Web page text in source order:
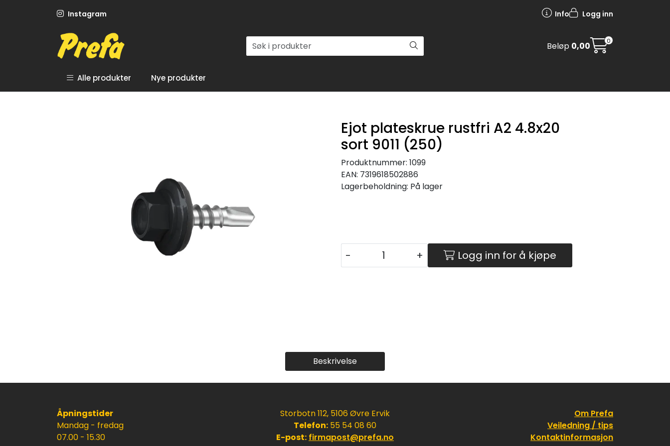
Instagram Info Logg inn
Beløp 0,00 0
Alle produkter Nye produkter
Ejot plateskrue rustfri A2 4.8x20
sort 9011 (250)
Produktnummer: 1099
EAN: 7319618502886
Lagerbeholdning: På lager
- + Logg inn for å kjøpe
Beskrivelse
Åpningstider
Mandag - fredag
07.00 - 15.30
Storbotn 112, 5106 Øvre Ervik
Telefon: 55 54 08 60
E-post: firmapost@prefa.no
Om Prefa
Veiledning / tips
Kontaktinformasjon